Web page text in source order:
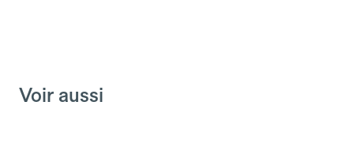
Voir aussi